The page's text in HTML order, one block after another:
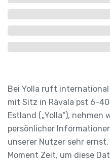
Bei Yolla ruft international
mit Sitz in Rävala pst 6-
Estland („Yolla“), nehmen
persönlicher
unserer Nutzer sehr
Moment Zeit, um diese